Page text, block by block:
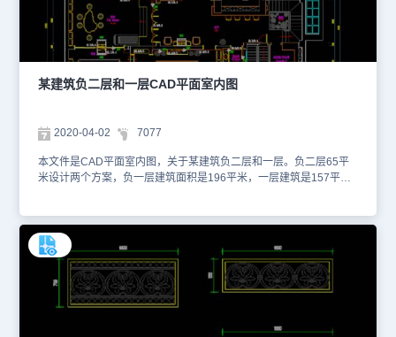
某建筑负二层和一层CAD平面室内图
2020-04-02 7077
本文件是CAD平面室内图，关于某建筑负二层和一层。负二层65平
米设计两个方案，负一层建筑面积是196平米，一层建筑是157平
看，便于参考。本素材仅用于互相学习资料，请勿商用。更多图纸库
资源可访问浩辰CAD官网进行学习。1、 一层平面布置图 2、 负一层
平面图 3、 负二层不同方案图